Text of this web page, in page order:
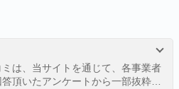
ミは、当サイトを通じて、各事業者
頂いたアンケートから一部抜粋し